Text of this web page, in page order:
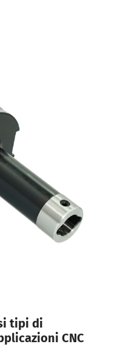
tipi di
CNC